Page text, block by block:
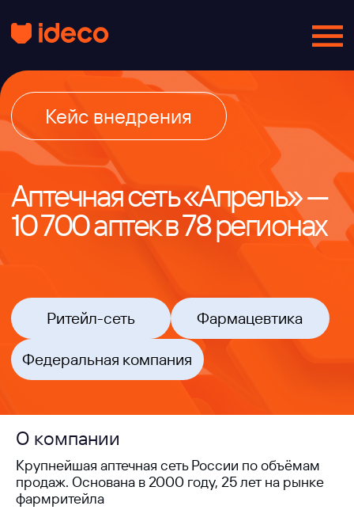
Кейс внедрения
Аптечная сеть «Апрель» —
10 700 аптек в 78 регионах
Ритейл-сеть Фармацевтика
О компании
Крупнейшая аптечная сеть России по объёмам
продаж. Основана в 2000 году, 25 лет на рынке
фармритейла